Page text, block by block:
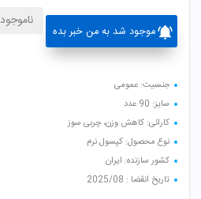
موجود شد به من خبر بده
ناموجود
جنسیت: عمومی
سایز: 90 عدد
کارائی: کاهش وزن، چربی سوز
نوع محصول: کپسول نرم
کشور سازنده: ایران
تاریخ انقضا : 2025/08